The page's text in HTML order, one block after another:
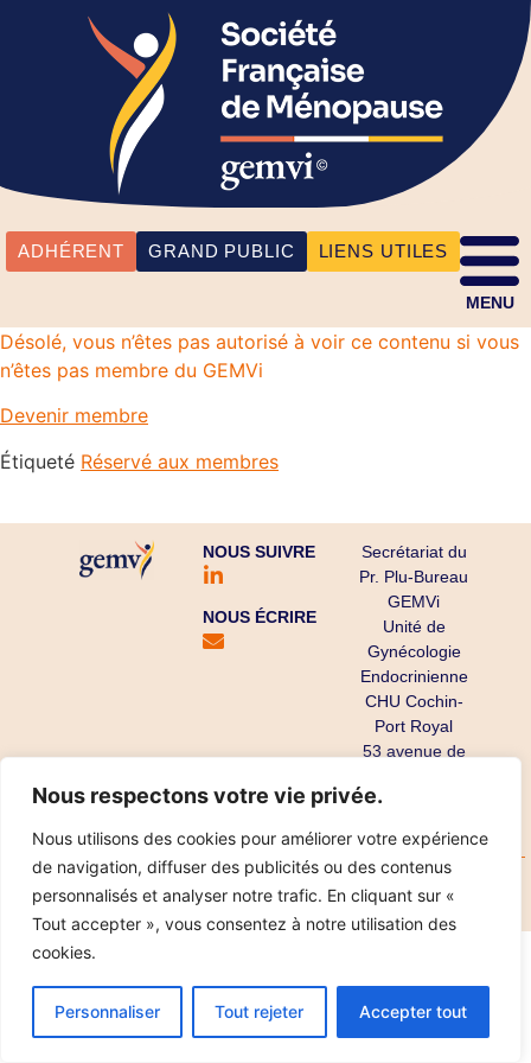
Nous respectons votre vie privée.
Nous utilisons des cookies pour améliorer votre expérience
de navigation, diffuser des publicités ou des contenus
personnalisés et analyser notre trafic. En cliquant sur «
Tout accepter », vous consentez à notre utilisation des
cookies.
Personnaliser Tout rejeter Accepter tout
ADHÉRENT GRAND PUBLIC LIENS UTILES
MENU
Désolé, vous n’êtes pas autorisé à voir ce contenu si vous
n’êtes pas membre du GEMVi
Devenir membre
Étiqueté Réservé aux membres
NOUS SUIVRE
NOUS ÉCRIRE
Secrétariat du
Pr. Plu-Bureau
GEMVi
Unité de
Gynécologie
Endocrinienne
CHU Cochin-
Port Royal
53 avenue de
75679 Paris
Copyright ©
2025
Mentions légales
Réalisation IPT